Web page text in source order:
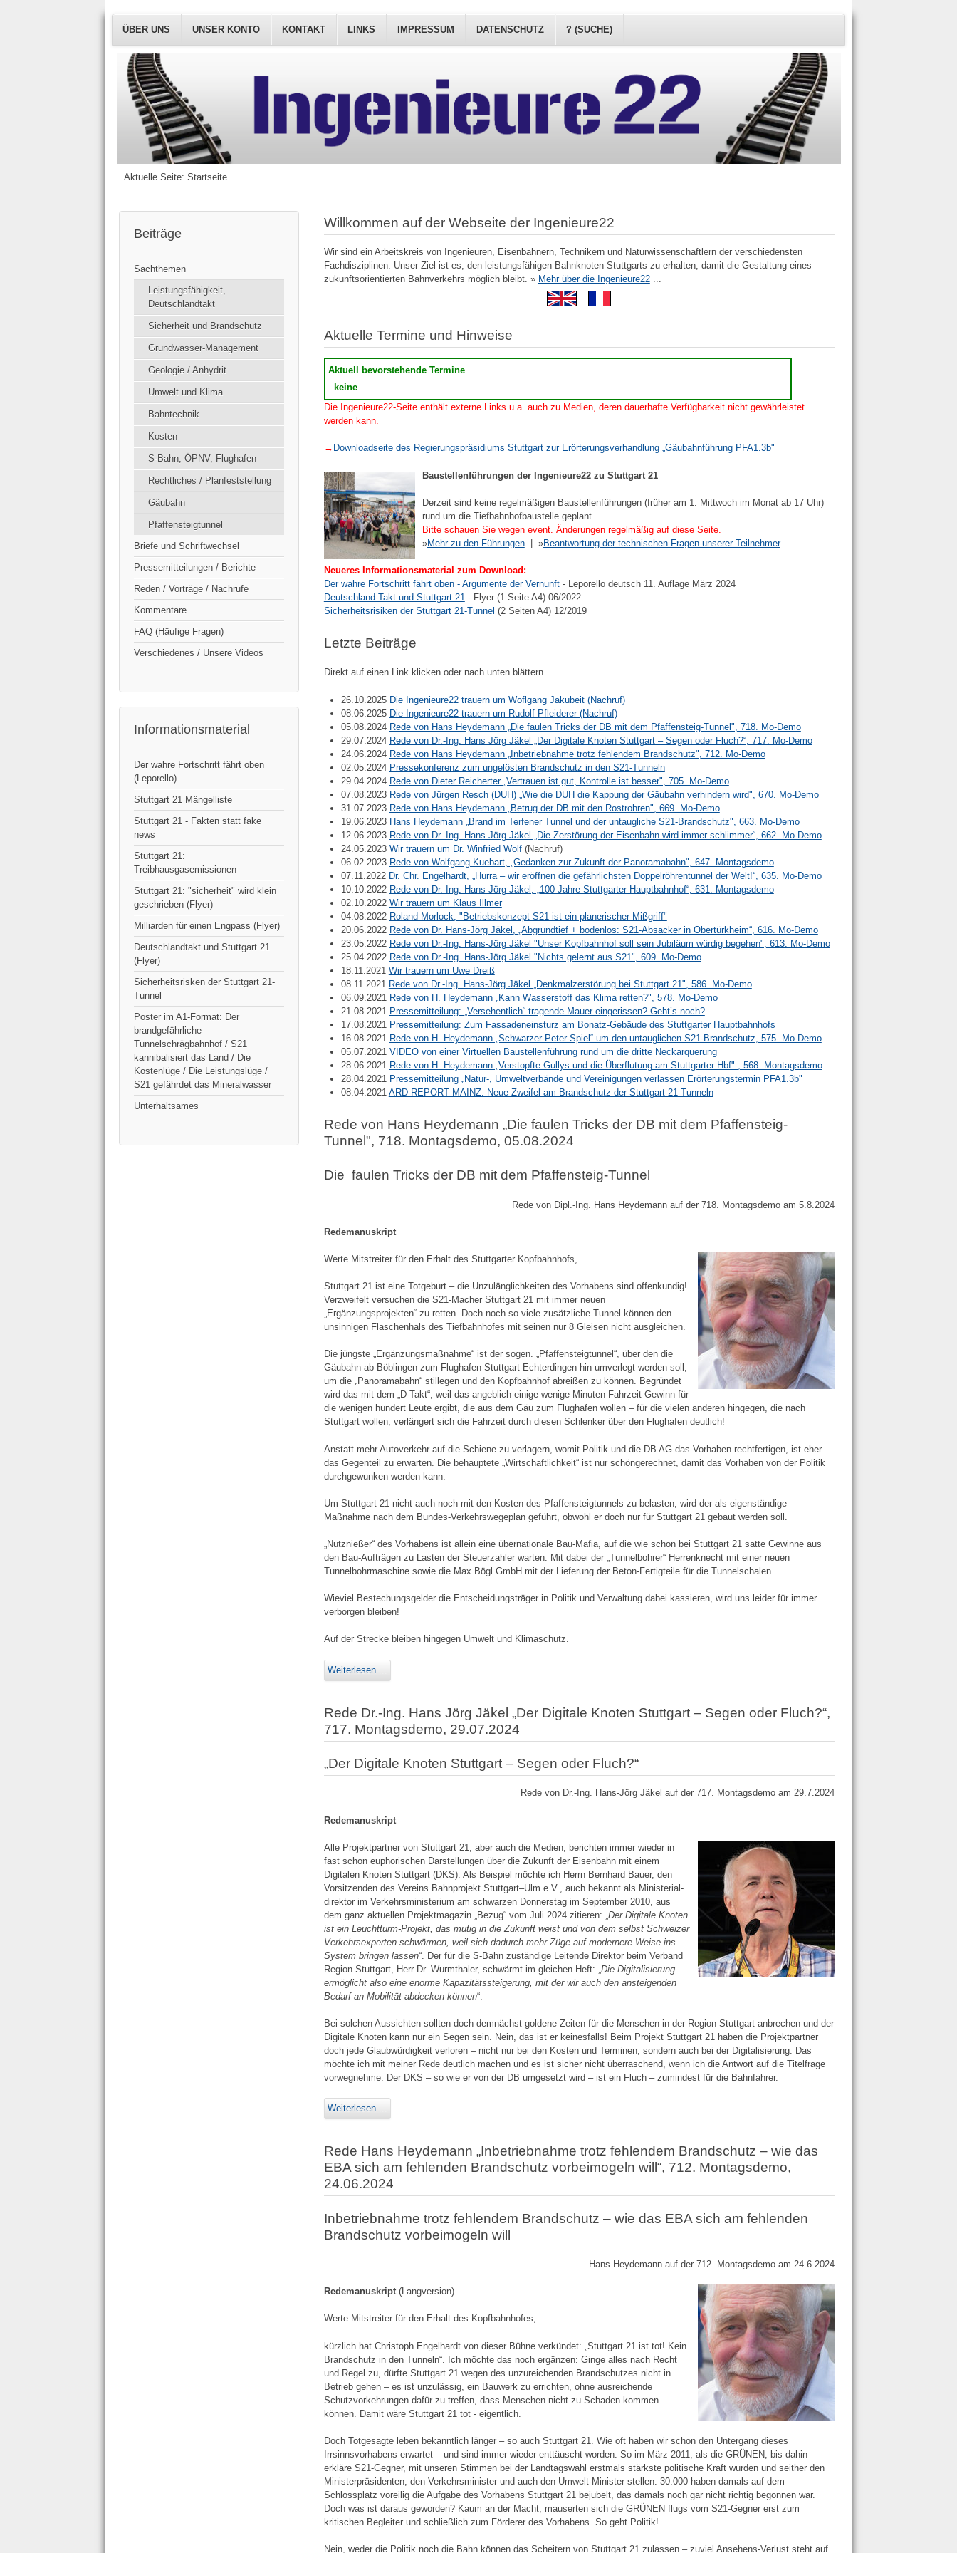
ÜBER UNS UNSER KONTO KONTAKT LINKS IMPRESSUM DATENSCHUTZ ? (SUCHE)
Aktuelle Seite: Startseite
Beiträge
Sachthemen
Leistungsfähigkeit,
Deutschlandtakt
Sicherheit und Brandschutz
Grundwasser-Management
Geologie / Anhydrit
Umwelt und Klima
Bahntechnik
Kosten
S-Bahn, ÖPNV, Flughafen
Rechtliches / Planfeststellung
Gäubahn
Pfaffensteigtunnel
Briefe und Schriftwechsel
Pressemitteilungen / Berichte
Reden / Vorträge / Nachrufe
Kommentare
FAQ (Häufige Fragen)
Verschiedenes / Unsere Videos
Informationsmaterial
Der wahre Fortschritt fährt oben
(Leporello)
Stuttgart 21 Mängelliste
Stuttgart 21 - Fakten statt fake
news
Stuttgart 21:
Treibhausgasemissionen
Stuttgart 21: "sicherheit" wird klein
geschrieben (Flyer)
Milliarden für einen Engpass (Flyer)
Deutschlandtakt und Stuttgart 21
(Flyer)
Sicherheitsrisken der Stuttgart 21-
Tunnel
Poster im A1-Format: Der
brandgefährliche
Tunnelschrägbahnhof / S21
kannibalisiert das Land / Die
Kostenlüge / Die Leistungslüge /
S21 gefährdet das Mineralwasser
Unterhaltsames
Willkommen auf der Webseite der Ingenieure22
Wir sind ein Arbeitskreis von Ingenieuren, Eisenbahnern, Technikern und Naturwissenschaftlern der verschiedensten
Fachdisziplinen. Unser Ziel ist es, den leistungsfähigen Bahnknoten Stuttgarts zu erhalten, damit die Gestaltung eines
zukunftsorientierten Bahnverkehrs möglich bleibt. » Mehr über die Ingenieure22...
Aktuelle Termine und Hinweise
Aktuell bevorstehende Termine
keine
Die Ingenieure22-Seite enthält externe Links u.a. auch zu Medien, deren dauerhafte Verfügbarkeit nicht gewährleistet
werden kann.
→ Downloadseite des Regierungspräsidiums Stuttgart zur Erörterungsverhandlung „Gäubahnführung PFA1.3b"
Baustellenführungen der Ingenieure22 zu Stuttgart 21
Derzeit sind keine regelmäßigen Baustellenführungen (früher am 1. Mittwoch im Monat ab 17 Uhr)
rund um die Tiefbahnhofbaustelle geplant.
Bitte schauen Sie wegen event. Änderungen regelmäßig auf diese Seite.
»Mehr zu den Führungen| »Beantwortung der technischen Fragen unserer Teilnehmer
Neueres Informationsmaterial zum Download:
Der wahre Fortschritt fährt oben - Argumente der Vernunft- Leporello deutsch 11. Auflage März 2024
Deutschland-Takt und Stuttgart 21 - Flyer (1 Seite A4) 06/2022
Sicherheitsrisiken der Stuttgart 21-Tunnel (2 Seiten A4) 12/2019
Letzte Beiträge
Direkt auf einen Link klicken oder nach unten blättern...
26.10.2025 Die Ingenieure22 trauern um Woflgang Jakubeit (Nachruf)
08.06.2025 Die Ingenieure22 trauern um Rudolf Pfleiderer (Nachruf)
05.08.2024 Rede von Hans Heydemann „Die faulen Tricks der DB mit dem Pfaffensteig-Tunnel", 718. Mo-Demo
29.07.2024 Rede von Dr.-Ing. Hans Jörg Jäkel „Der Digitale Knoten Stuttgart – Segen oder Fluch?“, 717. Mo-Demo
24.06.2024 Rede von Hans Heydemann „Inbetriebnahme trotz fehlendem Brandschutz", 712. Mo-Demo
02.05.2024 Pressekonferenz zum ungelösten Brandschutz in den S21-Tunneln
29.04.2024 Rede von Dieter Reicherter „Vertrauen ist gut, Kontrolle ist besser", 705. Mo-Demo
07.08.2023 Rede von Jürgen Resch (DUH) „Wie die DUH die Kappung der Gäubahn verhindern wird", 670. Mo-Demo
31.07.2023 Rede von Hans Heydemann „Betrug der DB mit den Rostrohren", 669. Mo-Demo
19.06.2023 Hans Heydemann „Brand im Terfener Tunnel und der untaugliche S21-Brandschutz", 663. Mo-Demo
12.06.2023 Rede von Dr.-Ing. Hans Jörg Jäkel „Die Zerstörung der Eisenbahn wird immer schlimmer“, 662. Mo-Demo
24.05.2023 Wir trauern um Dr. Winfried Wolf(Nachruf)
06.02.2023 Rede von Wolfgang Kuebart, „Gedanken zur Zukunft der Panoramabahn", 647. Montagsdemo
07.11.2022 Dr. Chr. Engelhardt, „Hurra – wir eröffnen die gefährlichsten Doppelröhrentunnel der Welt!“, 635. Mo-Demo
10.10.2022 Rede von Dr.-Ing. Hans-Jörg Jäkel, „100 Jahre Stuttgarter Hauptbahnhof“, 631. Montagsdemo
02.10.2022 Wir trauern um Klaus Illmer
04.08.2022 Roland Morlock, "Betriebskonzept S21 ist ein planerischer Mißgriff"
20.06.2022 Rede von Dr. Hans-Jörg Jäkel, „Abgrundtief + bodenlos: S21-Absacker in Obertürkheim“, 616. Mo-Demo
23.05.2022 Rede von Dr.-Ing. Hans-Jörg Jäkel "Unser Kopfbahnhof soll sein Jubiläum würdig begehen", 613. Mo-Demo
25.04.2022 Rede von Dr.-Ing. Hans-Jörg Jäkel "Nichts gelernt aus S21", 609. Mo-Demo
18.11.2021 Wir trauern um Uwe Dreiß
08.11.2021 Rede von Dr.-Ing. Hans-Jörg Jäkel „Denkmalzerstörung bei Stuttgart 21", 586. Mo-Demo
06.09.2021 Rede von H. Heydemann „Kann Wasserstoff das Klima retten?", 578. Mo-Demo
21.08.2021 Pressemitteilung: „Versehentlich“ tragende Mauer eingerissen? Geht’s noch?
17.08.2021 Pressemitteilung: Zum Fassadeneinsturz am Bonatz-Gebäude des Stuttgarter Hauptbahnhofs
16.08.2021 Rede von H. Heydemann „Schwarzer-Peter-Spiel“ um den untauglichen S21-Brandschutz, 575. Mo-Demo
05.07.2021 VIDEO von einer Virtuellen Baustellenführung rund um die dritte Neckarquerung
28.06.2021 Rede von H. Heydemann „Verstopfte Gullys und die Überflutung am Stuttgarter Hbf" , 568. Montagsdemo
28.04.2021 Pressemitteilung „Natur-, Umweltverbände und Vereinigungen verlassen Erörterungstermin PFA1.3b"
08.04.2021 ARD-REPORT MAINZ: Neue Zweifel am Brandschutz der Stuttgart 21 Tunneln
Rede von Hans Heydemann „Die faulen Tricks der DB mit dem Pfaffensteig-
Tunnel", 718. Montagsdemo, 05.08.2024
Die faulen Tricks der DB mit dem Pfaffensteig-Tunnel
Rede von Dipl.-Ing. Hans Heydemann auf der 718. Montagsdemo am 5.8.2024
Redemanuskript
Werte Mitstreiter für den Erhalt des Stuttgarter Kopfbahnhofs,
Stuttgart 21 ist eine Totgeburt – die Unzulänglichkeiten des Vorhabens sind offenkundig!
Verzweifelt versuchen die S21-Macher Stuttgart 21 mit immer neuen
„Ergänzungsprojekten“ zu retten. Doch noch so viele zusätzliche Tunnel können den
unsinnigen Flaschenhals des Tiefbahnhofes mit seinen nur 8 Gleisen nicht ausgleichen.
Die jüngste „Ergänzungsmaßnahme“ ist der sogen. „Pfaffensteigtunnel“, über den die
Gäubahn ab Böblingen zum Flughafen Stuttgart-Echterdingen hin umverlegt werden soll,
um die „Panoramabahn“ stillegen und den Kopfbahnhof abreißen zu können. Begründet
wird das mit dem „D-Takt“, weil das angeblich einige wenige Minuten Fahrzeit-Gewinn für
die wenigen hundert Leute ergibt, die aus dem Gäu zum Flughafen wollen – für die vielen anderen hingegen, die nach
Stuttgart wollen, verlängert sich die Fahrzeit durch diesen Schlenker über den Flughafen deutlich!
Anstatt mehr Autoverkehr auf die Schiene zu verlagern, womit Politik und die DB AG das Vorhaben rechtfertigen, ist eher
das Gegenteil zu erwarten. Die behauptete „Wirtschaftlichkeit“ ist nur schöngerechnet, damit das Vorhaben von der Politik
durchgewunken werden kann.
Um Stuttgart 21 nicht auch noch mit den Kosten des Pfaffensteigtunnels zu belasten, wird der als eigenständige
Maßnahme nach dem Bundes-Verkehrswegeplan geführt, obwohl er doch nur für Stuttgart 21 gebaut werden soll.
„Nutznießer“ des Vorhabens ist allein eine übernationale Bau-Mafia, auf die wie schon bei Stuttgart 21 satte Gewinne aus
den Bau-Aufträgen zu Lasten der Steuerzahler warten. Mit dabei der „Tunnelbohrer“ Herrenknecht mit einer neuen
Tunnelbohrmaschine sowie die Max Bögl GmbH mit der Lieferung der Beton-Fertigteile für die Tunnelschalen.
Wieviel Bestechungsgelder die Entscheidungsträger in Politik und Verwaltung dabei kassieren, wird uns leider für immer
verborgen bleiben!
Auf der Strecke bleiben hingegen Umwelt und Klimaschutz.
Weiterlesen ...
Rede Dr.-Ing. Hans Jörg Jäkel „Der Digitale Knoten Stuttgart – Segen oder Fluch?“,
717. Montagsdemo, 29.07.2024
„Der Digitale Knoten Stuttgart – Segen oder Fluch?“
Rede von Dr.-Ing. Hans-Jörg Jäkel auf der 717. Montagsdemo am 29.7.2024
Redemanuskript
Alle Projektpartner von Stuttgart 21, aber auch die Medien, berichten immer wieder in
fast schon euphorischen Darstellungen über die Zukunft der Eisenbahn mit einem
Digitalen Knoten Stuttgart (DKS). Als Beispiel möchte ich Herrn Bernhard Bauer, den
Vorsitzenden des Vereins Bahnprojekt Stuttgart–Ulm e.V., auch bekannt als Ministerial­
direktor im Verkehrsministerium am schwarzen Donnerstag im September 2010, aus
dem ganz aktuellen Projektmagazin „Bezug“ vom Juli 2024 zitieren: „ Der Digitale Knoten
ist ein Leuchtturm-Projekt, das mutig in die Zukunft weist und von dem selbst Schweizer
Verkehrsexperten schwärmen, weil sich dadurch mehr Züge auf modernere Weise ins
System bringen lassen“. Der für die S-Bahn zuständige Leitende Direktor beim Verband
Region Stuttgart, Herr Dr. Wurmthaler, schwärmt im gleichen Heft: „ Die Digitalisierung
ermöglicht also eine enorme Kapazitätssteigerung, mit der wir auch den ansteigenden
Bedarf an Mobilität abdecken können“.
Bei solchen Aussichten sollten doch demnächst goldene Zeiten für die Menschen in der Region Stuttgart anbrechen und der
Digitale Knoten kann nur ein Segen sein. Nein, das ist er keinesfalls! Beim Projekt Stuttgart 21 haben die Projektpartner
doch jede Glaub­würdigkeit verloren – nicht nur bei den Kosten und Terminen, sondern auch bei der Digitalisierung. Das
möchte ich mit meiner Rede deutlich machen und es ist sicher nicht überraschend, wenn ich die Antwort auf die Titelfrage
vorwegnehme: Der DKS – so wie er von der DB umgesetzt wird – ist ein Fluch – zumindest für die Bahnfahrer.
Weiterlesen ...
Rede Hans Heydemann „Inbetriebnahme trotz fehlendem Brandschutz – wie das
EBA sich am fehlenden Brandschutz vorbeimogeln will“, 712. Montagsdemo,
24.06.2024
Inbetriebnahme trotz fehlendem Brandschutz – wie das EBA sich am fehlenden
Brandschutz vorbeimogeln will
Hans Heydemann auf der 712. Montagsdemo am 24.6.2024
Redemanuskript(Langversion)
Werte Mitstreiter für den Erhalt des Kopfbahnhofes,
kürzlich hat Christoph Engelhardt von dieser Bühne verkündet: „Stuttgart 21 ist tot! Kein
Brandschutz in den Tunneln“. Ich möchte das noch ergänzen: Ginge alles nach Recht
und Regel zu, dürfte Stuttgart 21 wegen des unzureichenden Brandschutzes nicht in
Betrieb gehen – es ist unzulässig, ein Bauwerk zu errichten, ohne ausreichende
Schutzvorkehrungen dafür zu treffen, dass Menschen nicht zu Schaden kommen
können. Damit wäre Stuttgart 21 tot - eigentlich.
Doch Totgesagte leben bekanntlich länger – so auch Stuttgart 21. Wie oft haben wir schon den Untergang dieses
Irrsinnsvorhabens erwartet – und sind immer wieder enttäuscht worden. So im März 2011, als die GRÜNEN, bis dahin
erkläre S21-Gegner, mit unseren Stimmen bei der Landtagswahl erstmals stärkste politische Kraft wurden und seither den
Ministerpräsidenten, den Verkehrsminister und auch den Umwelt-Minister stellen. 30.000 haben damals auf dem
Schlossplatz voreilig die Aufgabe des Vorhabens Stuttgart 21 bejubelt, das damals noch gar nicht richtig begonnen war.
Doch was ist daraus geworden? Kaum an der Macht, mauserten sich die GRÜNEN flugs vom S21-Gegner erst zum
kritischen Begleiter und schließlich zum Förderer des Vorhabens. So geht Politik!
Nein, weder die Politik noch die Bahn können das Scheitern von Stuttgart 21 zulassen – zuviel Ansehens-Verlust steht auf